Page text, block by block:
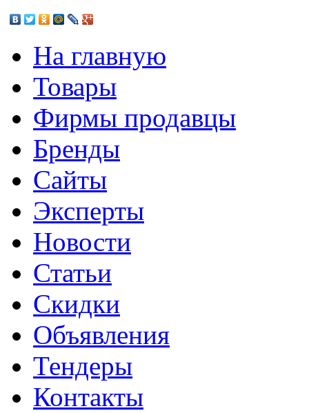
На главную
Товары
Фирмы продавцы
Бренды
Сайты
Эксперты
Новости
Статьи
Скидки
Объявления
Тендеры
Контакты